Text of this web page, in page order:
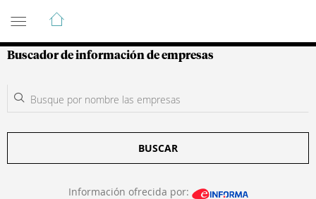
Guía de Empresas Colombianas
Buscador de información de empresas
BUSCAR
Información ofrecida por: